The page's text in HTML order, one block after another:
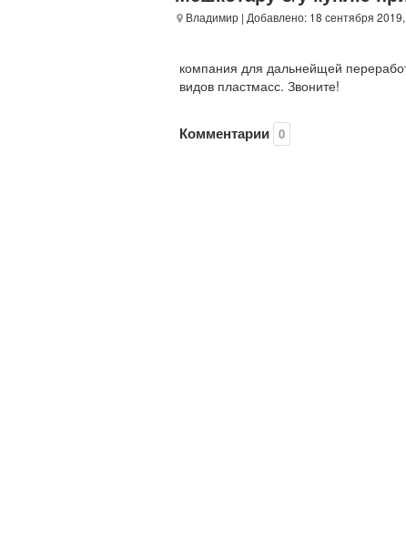
Владимир | Добавлено: 18 сентября
компания для дальнейщей
видов пластмасс. Звоните!
Комментарии 0